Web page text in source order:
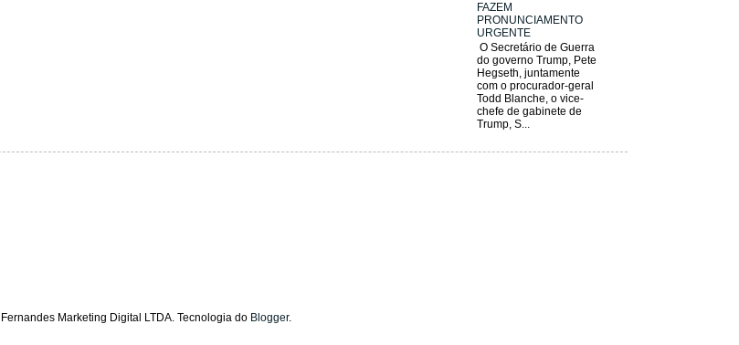
FAZEM
PRONUNCIAMENTO
URGENTE
O Secretário de Guerra
do governo Trump, Pete
Hegseth, juntamente
com o procurador-geral
Todd Blanche, o vice-
chefe de gabinete de
Trump, S...
Marketing Digital LTDA. Tecnologia do Blogger.